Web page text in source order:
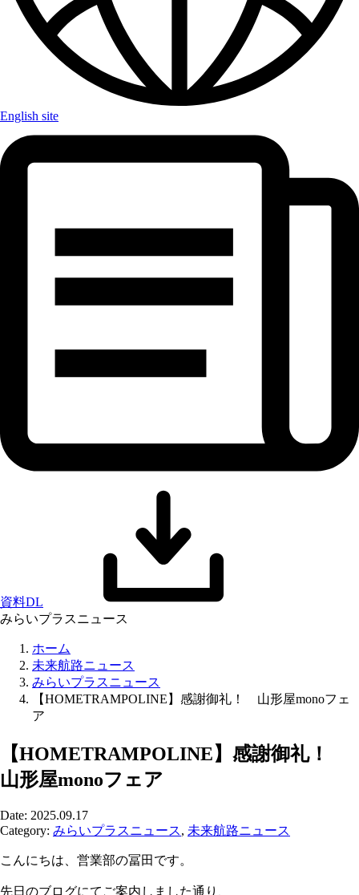
English site
資料DL
みらいプラスニュース
ホーム
未来航路ニュース
みらいプラスニュース
【HOMETRAMPOLINE】感謝御礼！ 山形屋monoフェ
ア
【HOMETRAMPOLINE】感謝御礼！
山形屋monoフェア
Date: 2025.09.17
Category: みらいプラスニュース, 未来航路ニュース
こんにちは、営業部の冨田です。
先日のブログにてご案内しました通り、